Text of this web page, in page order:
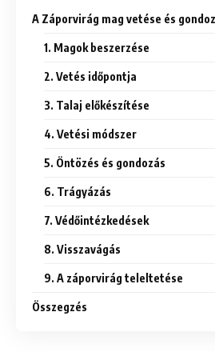
A Záporvirág mag vetése és
1. Magok beszerzése
2. Vetés időpontja
3. Talaj előkészítése
4. Vetési módszer
5. Öntözés és gondozás
6. Trágyázás
7. Védőintézkedések
8. Visszavágás
9. A záporvirág teleltetése
Összegzés